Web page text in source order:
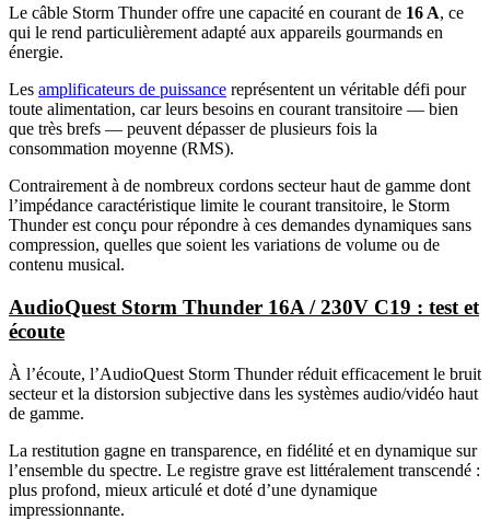
Le câble Storm Thunder offre une capacité en courant de 16 A, ce
qui le rend particulièrement adapté aux appareils gourmands en
énergie.
Les amplificateurs de puissance représentent un véritable défi pour
toute alimentation, car leurs besoins en courant transitoire — bien
que très brefs — peuvent dépasser de plusieurs fois la
consommation moyenne (RMS).
Contrairement à de nombreux cordons secteur haut de gamme dont
l’impédance caractéristique limite le courant transitoire, le Storm
Thunder est conçu pour répondre à ces demandes dynamiques sans
compression, quelles que soient les variations de volume ou de
contenu musical.
AudioQuest Storm Thunder 16A / 230V C19 : test et
écoute
À l’écoute, l’AudioQuest Storm Thunder réduit efficacement le bruit
secteur et la distorsion subjective dans les systèmes audio/vidéo haut
de gamme.
La restitution gagne en transparence, en fidélité et en dynamique sur
l’ensemble du spectre. Le registre grave est littéralement transcendé :
plus profond, mieux articulé et doté d’une dynamique
impressionnante.